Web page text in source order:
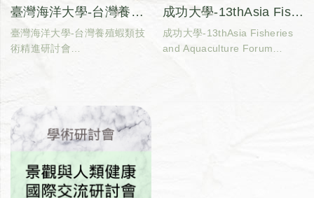
臺灣海洋大學-台灣養殖蝦類技術精進研討會
臺灣海洋大學-台灣養殖蝦類技
術精進研討會
成功大學-13thAsia Fisheries and Aquaculture Forum
成功大學-13thAsia Fisheries
and Aquaculture Forum